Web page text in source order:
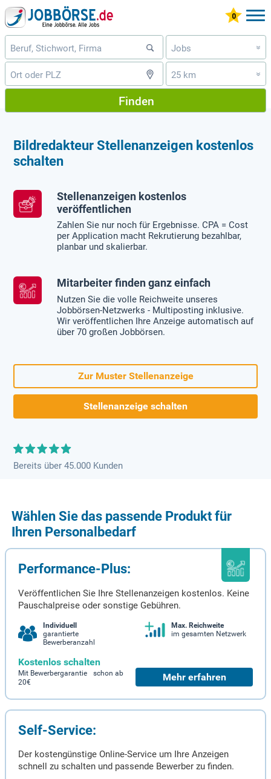
Jobs »
25 km »
Finden
Bildredakteur Stellenanzeigen kostenlos
schalten
Stellenanzeigen kostenlos
veröffentlichen
Zahlen Sie nur noch für Ergebnisse. CPA = Cost
per Application macht Rekrutierung bezahlbar,
planbar und skalierbar.
Mitarbeiter finden ganz einfach
Nutzen Sie die volle Reichweite unseres
Jobbörsen-Netzwerks - Multiposting inklusive.
Wir veröffentlichen Ihre Anzeige automatisch auf
über 70 großen Jobbörsen.
Zur Muster Stellenanzeige
Stellenanzeige schalten
Bereits über 45.000 Kunden
Wählen Sie das passende Produkt für
Ihren Personalbedarf
Performance-Plus:
Veröffentlichen Sie Ihre Stellenanzeigen kostenlos. Keine
Pauschalpreise oder sonstige Gebühren.
Individuell
garantierte
Bewerberanzahl
Max. Reichweite
im gesamten Netzwerk
Kostenlos schalten
Mit Bewerbergarantie schon ab
20€
Mehr erfahren
Self-Service:
Der kostengünstige Online-Service um Ihre Anzeigen
schnell zu schalten und passende Bewerber zu finden.